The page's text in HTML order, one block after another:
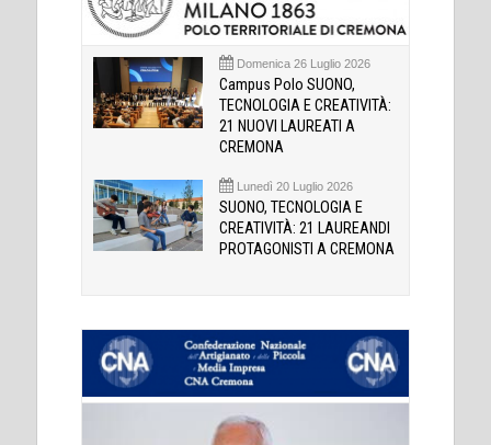
Domenica 26 Luglio 2026
Campus Polo SUONO,
TECNOLOGIA E CREATIVITÀ:
21 NUOVI LAUREATI A
CREMONA
Lunedì 20 Luglio 2026
SUONO, TECNOLOGIA E
CREATIVITÀ: 21 LAUREANDI
PROTAGONISTI A CREMONA